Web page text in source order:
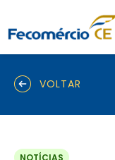
VOLTAR
NOTÍCIAS